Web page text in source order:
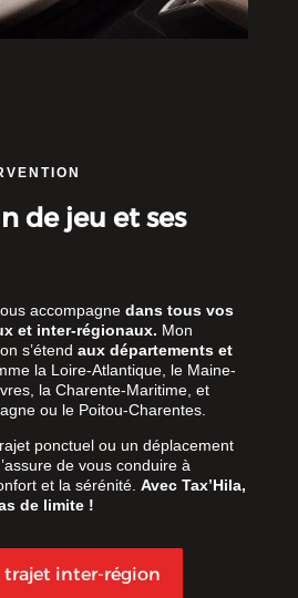
de jeu et ses
accompagnedans tous vos
et inter-régionaux. Mon
s’étend aux départements et
la Loire-Atlantique, le Maine-
la Charente-Maritime, et
ou le Poitou-Charentes.
ponctuel ou un déplacement
de vous conduire à
et la sérénité. Avec Tax’Hila,
de limite !
trajet inter-région